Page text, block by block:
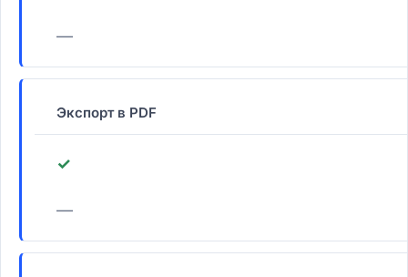
—
Экспорт в PDF
✓
—